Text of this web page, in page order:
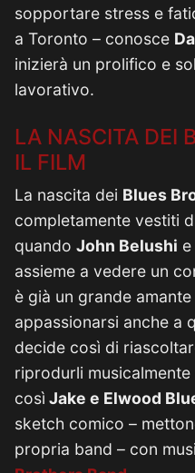
sopportare stress e
a Toronto – conosce
inizierà un prolifico e
lavorativo.
LA NASCITA DEI
IL FILM
La nascita dei Blues
completamente vestiti
quando John Belushi e
assieme a vedere un
è già un grande
appassionarsi anche a
decide così di
riprodurli
così Jake e Elwood
sketch comico –
propria band – con